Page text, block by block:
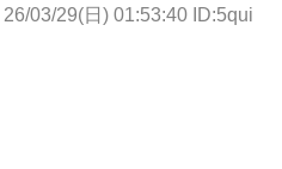
26/03/29(日) 01:53:40 ID:5qui